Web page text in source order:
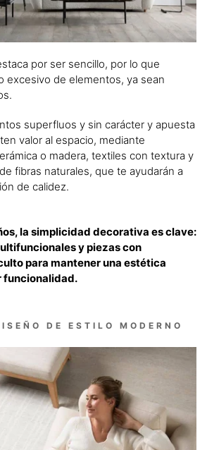
por ser sencillo, por lo que
excesivo de elementos, ya sean
superfluos y sin carácter y apuesta
valor al espacio, mediante
o madera, textiles con textura y
fibras naturales, que te ayudarán a
de calidez.
la simplicidad decorativa es clave:
y piezas con
para mantener una estética
funcionalidad.
DE ESTILO MODERNO